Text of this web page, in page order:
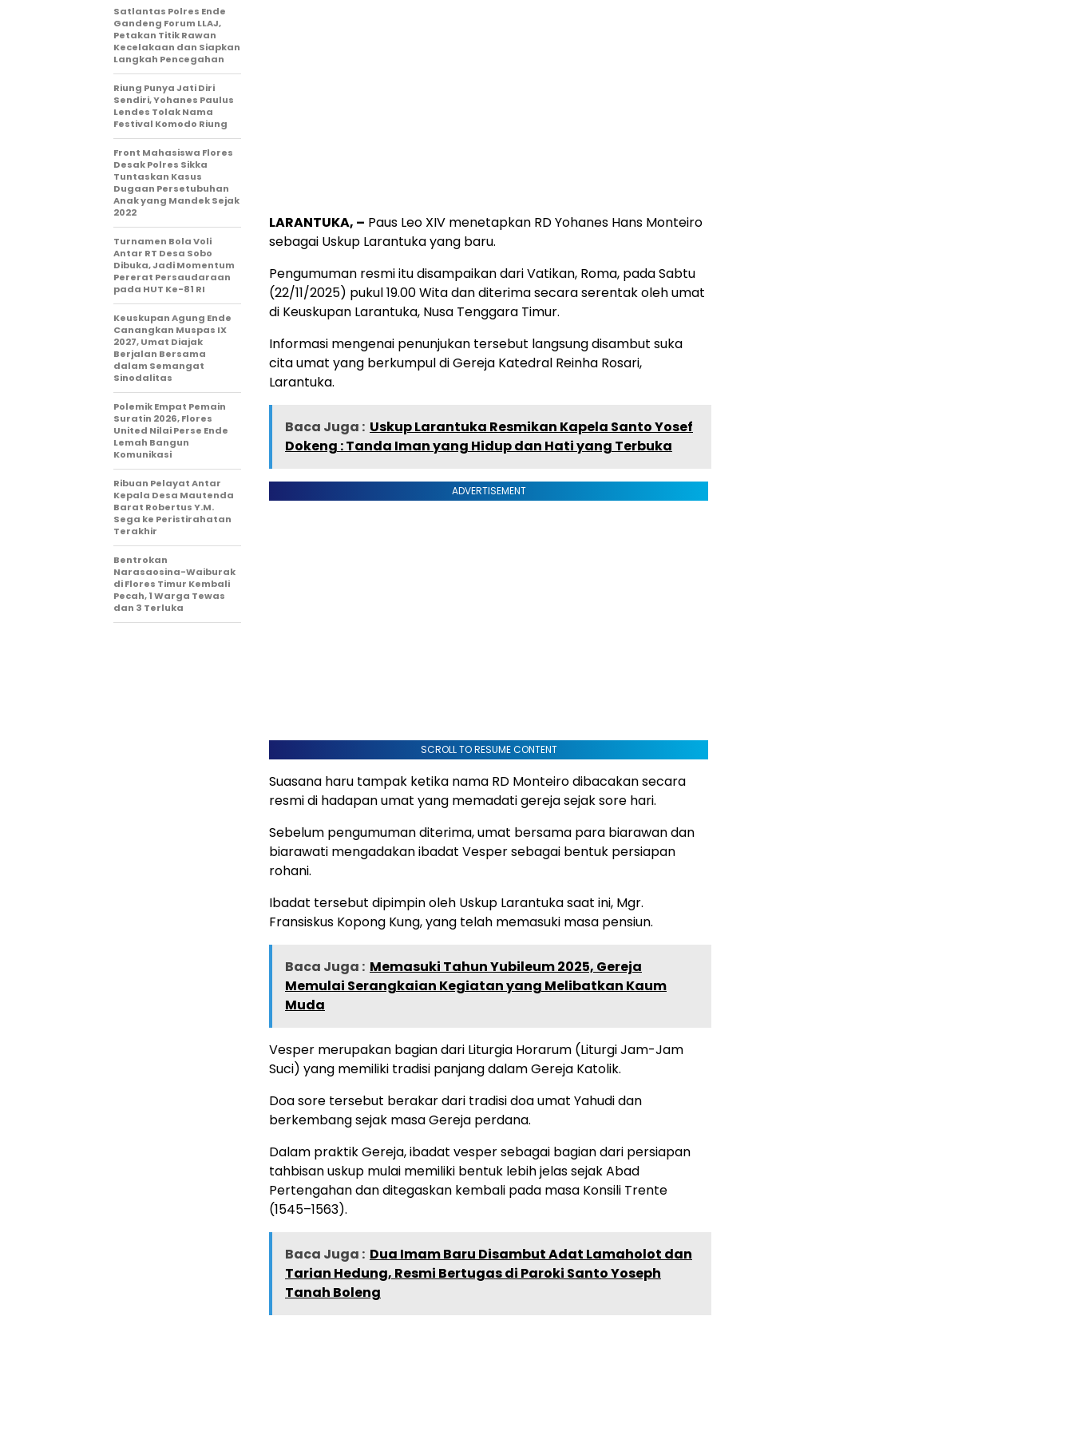
LARANTUKA, – Paus Leo XIV menetapkan RD Yohanes Hans Monteiro
sebagai Uskup Larantuka yang baru.
Pengumuman resmi itu disampaikan dari Vatikan, Roma, pada Sabtu
(22/11/2025) pukul 19.00 Wita dan diterima secara serentak oleh umat
di Keuskupan Larantuka, Nusa Tenggara Timur.
Informasi mengenai penunjukan tersebut langsung disambut suka
cita umat yang berkumpul di Gereja Katedral Reinha Rosari,
Larantuka.
Baca Juga : Uskup Larantuka Resmikan Kapela Santo Yosef
Dokeng : Tanda Iman yang Hidup dan Hati yang Terbuka
ADVERTISEMENT
SCROLL TO RESUME CONTENT
Suasana haru tampak ketika nama RD Monteiro dibacakan secara
resmi di hadapan umat yang memadati gereja sejak sore hari.
Sebelum pengumuman diterima, umat bersama para biarawan dan
biarawati mengadakan ibadat Vesper sebagai bentuk persiapan
rohani.
Ibadat tersebut dipimpin oleh Uskup Larantuka saat ini, Mgr.
Fransiskus Kopong Kung, yang telah memasuki masa pensiun.
Baca Juga : Memasuki Tahun Yubileum 2025, Gereja
Memulai Serangkaian Kegiatan yang Melibatkan Kaum
Muda
Vesper merupakan bagian dari Liturgia Horarum (Liturgi Jam-Jam
Suci) yang memiliki tradisi panjang dalam Gereja Katolik.
Doa sore tersebut berakar dari tradisi doa umat Yahudi dan
berkembang sejak masa Gereja perdana.
Dalam praktik Gereja, ibadat vesper sebagai bagian dari persiapan
tahbisan uskup mulai memiliki bentuk lebih jelas sejak Abad
Pertengahan dan ditegaskan kembali pada masa Konsili Trente
(1545–1563).
Baca Juga : Dua Imam Baru Disambut Adat Lamaholot dan
Tarian Hedung, Resmi Bertugas di Paroki Santo Yoseph
Tanah Boleng
Satlantas Polres Ende
Gandeng Forum LLAJ,
Petakan Titik Rawan
Kecelakaan dan Siapkan
Langkah Pencegahan
Riung Punya Jati Diri
Sendiri, Yohanes Paulus
Lendes Tolak Nama
Festival Komodo Riung
Front Mahasiswa Flores
Desak Polres Sikka
Tuntaskan Kasus
Dugaan Persetubuhan
Anak yang Mandek Sejak
2022
Turnamen Bola Voli
Antar RT Desa Sobo
Dibuka, Jadi Momentum
Pererat Persaudaraan
pada HUT Ke-81 RI
Keuskupan Agung Ende
Canangkan Muspas IX
2027, Umat Diajak
Berjalan Bersama
dalam Semangat
Sinodalitas
Polemik Empat Pemain
Suratin 2026, Flores
United Nilai Perse Ende
Lemah Bangun
Komunikasi
Ribuan Pelayat Antar
Kepala Desa Mautenda
Barat Robertus Y.M.
Sega ke Peristirahatan
Terakhir
Bentrokan
Narasaosina-Waiburak
di Flores Timur Kembali
Pecah, 1 Warga Tewas
dan 3 Terluka